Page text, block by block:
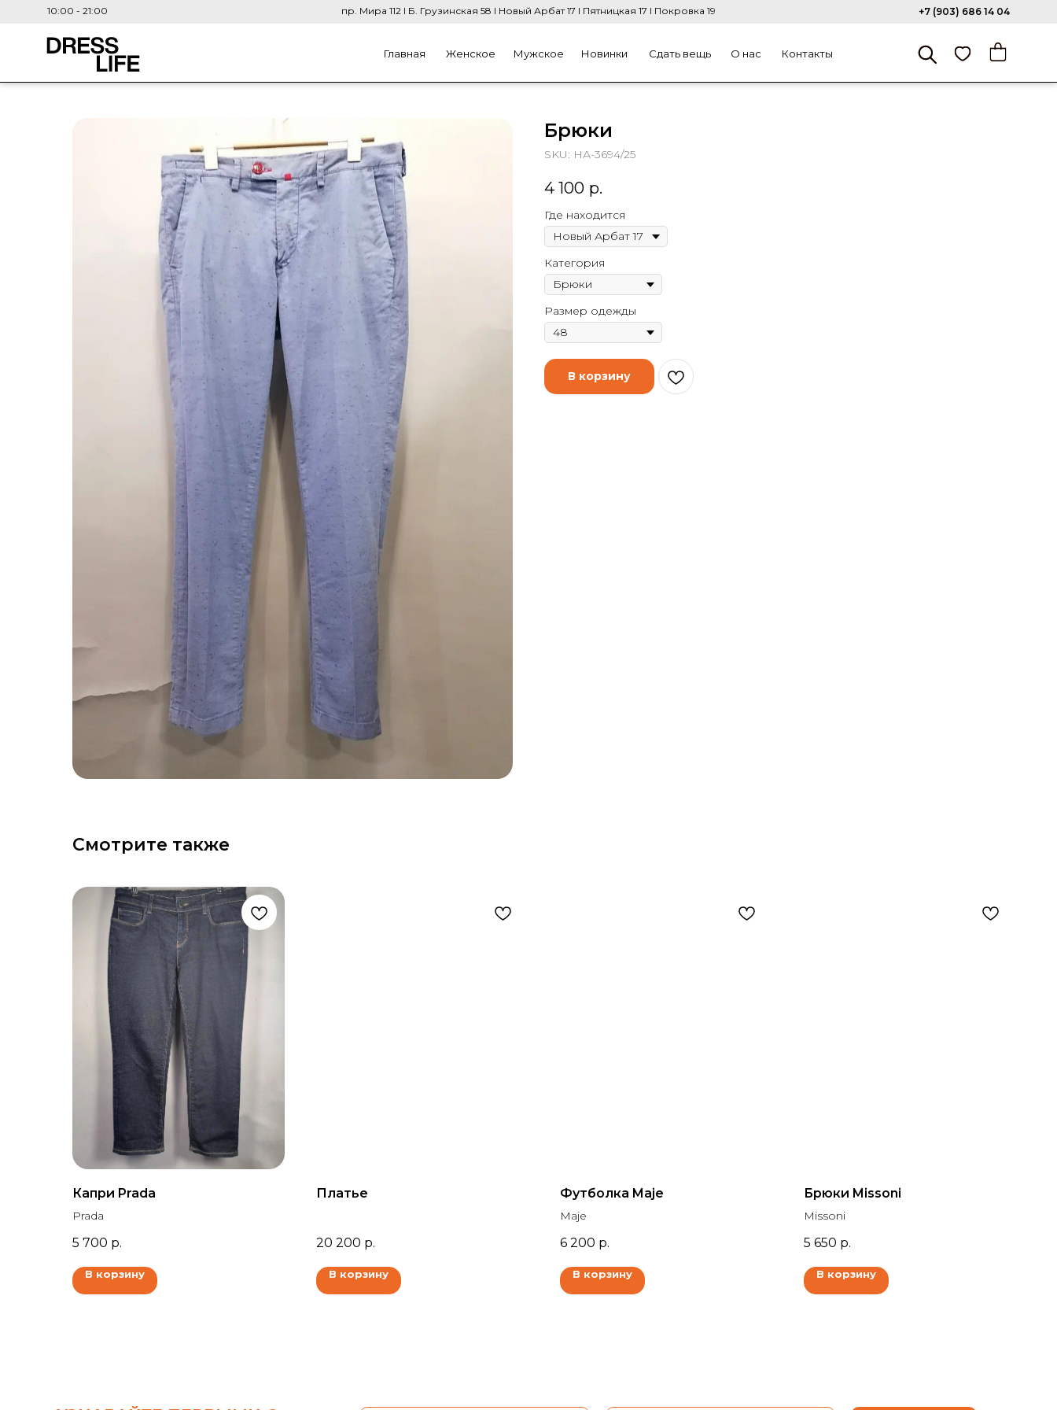
Главная Женское Мужское Новинки Сдать вещь О нас Контакты
10:00 - 21:00 пр. Мира 112 I Б. Грузинская 58 I Новый Арбат 17 I Пятницкая 17 I Покровка 19 +7 (903) 686 14 04
Брюки
SKU: НА-3694/25
4 100 р.
Где находится
Категория
Размер одежды
В корзину
Смотрите также
Капри Prada
Prada
5 700 р.
В корзину
Платье
20 200 р.
В корзину
Футболка Maje
Maje
6 200 р.
В корзину
Брюки Missoni
Missoni
5 650 р.
В корзину